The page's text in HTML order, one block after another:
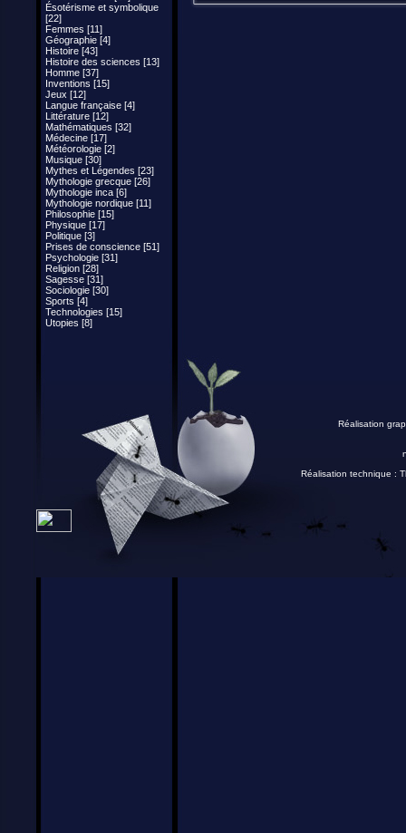
Ésotérisme et symbolique
[22]
Femmes [11]
Géographie [4]
Histoire [43]
Histoire des sciences [13]
Homme [37]
Inventions [15]
Jeux [12]
Langue française [4]
Littérature [12]
Mathématiques [32]
Médecine [17]
Météorologie [2]
Musique [30]
Mythes et Légendes [23]
Mythologie grecque [26]
Mythologie inca [6]
Mythologie nordique [11]
Philosophie [15]
Physique [17]
Politique [3]
Prises de conscience [51]
Psychologie [31]
Religion [28]
Sagesse [31]
Sociologie [30]
Sports [4]
Technologies [15]
Utopies [8]
Réalisation
Réalisation technique :